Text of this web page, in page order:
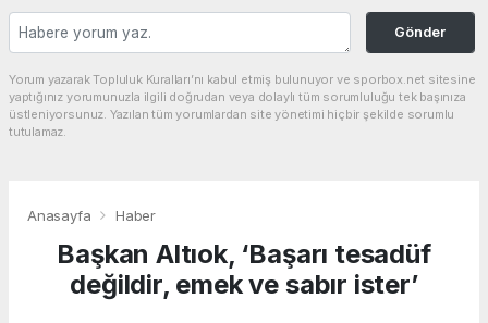
Gönder
Yorum yazarak Topluluk Kuralları’nı kabul etmiş bulunuyor ve sporbox.net sitesine
yaptığınız yorumunuzla ilgili doğrudan veya dolaylı tüm sorumluluğu tek başınıza
üstleniyorsunuz. Yazılan tüm yorumlardan site yönetimi hiçbir şekilde sorumlu
tutulamaz.
Anasayfa Haber
Başkan Altıok, ‘Başarı tesadüf
değildir, emek ve sabır ister’